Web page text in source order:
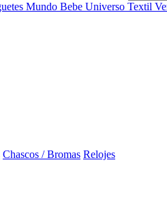
Mundo Bebe Universo Textil
Chascos / Bromas Relojes